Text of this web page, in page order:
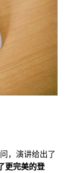
，演讲给出了
更完美的登